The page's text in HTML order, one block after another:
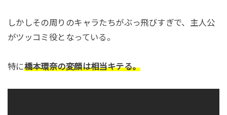
しかしその周りのキャラたちがぶっ飛びすぎで、主人公
がツッコミ役となっている。
特に橋本環奈の変顔は相当キテる。